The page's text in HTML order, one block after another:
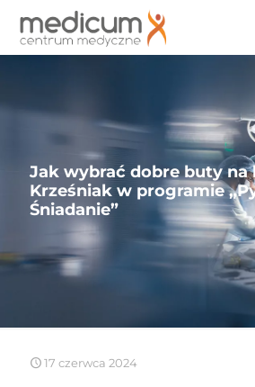
Jak wybrać dobre buty na
Krześniak w programie
Śniadanie”
17 czerwca 2024